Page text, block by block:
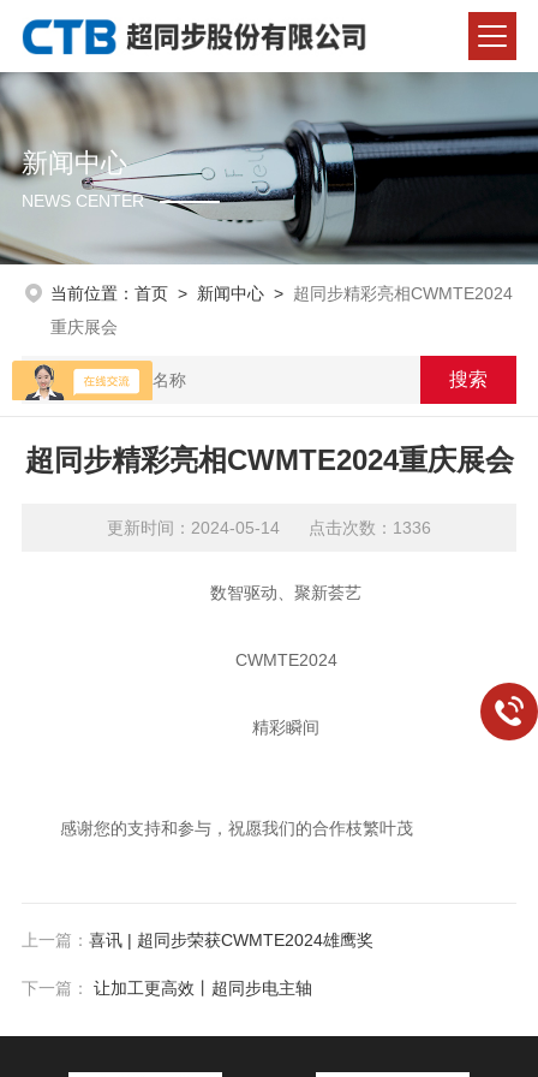
新闻中心
NEWS CENTER
当前位置： 首页> 新闻中心> 超同步精彩亮相CWMTE2024
重庆展会
超同步精彩亮相CWMTE2024重庆展会
更新时间：2024-05-14 点击次数：1336
数智驱动、聚新荟艺
CWMTE2024
精彩瞬间
感谢您的支持和参与，祝愿我们的合作枝繁叶茂
上一篇： 喜讯 | 超同步荣获CWMTE2024雄鹰奖
下一篇： 让加工更高效丨超同步电主轴